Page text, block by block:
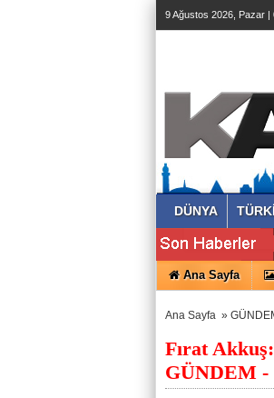
9 Ağustos 2026, Pazar |
DÜNYA
Ana Sayfa
Ana Sayfa »
Fırat
GÜNDEM -